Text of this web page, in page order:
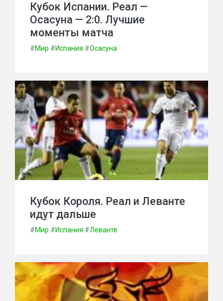
Кубок Испании. Реал —
Осасуна — 2:0. Лучшие
моменты матча
#Мир #Испания #Осасуна
Кубок Короля. Реал и Леванте
идут дальше
#Мир #Испания #Леванте